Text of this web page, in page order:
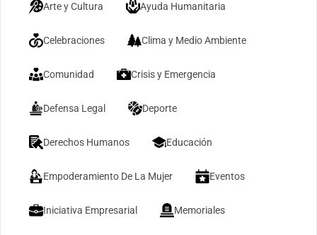
Arte y Cultura Ayuda Humanitaria
Celebraciones Clima y Medio Ambiente
Comunidad Crisis y Emergencia
Defensa Legal Deporte
Derechos Humanos Educación
Empoderamiento De La Mujer Eventos
Iniciativa Empresarial Memoriales